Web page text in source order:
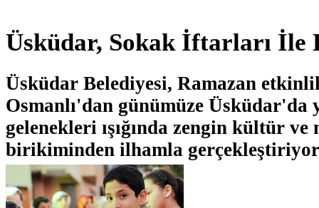
Üsküdar, Sokak İftarları İle
Üsküdar Belediyesi, Ramazan
Osmanlı'dan günümüze Üsküdar'da
gelenekleri ışığında zengin kültür ve
birikiminden ilhamla